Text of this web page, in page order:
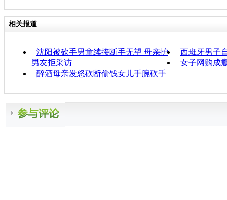
相关报道
沈阳被砍手男童续接断手无望 母亲护
男友拒采访
西班牙男子
女子网购成
醉酒母亲发怒砍断偷钱女儿手腕砍手